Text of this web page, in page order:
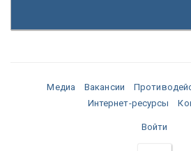
Медиа Вакансии
Интернет-ресурсы
Войти